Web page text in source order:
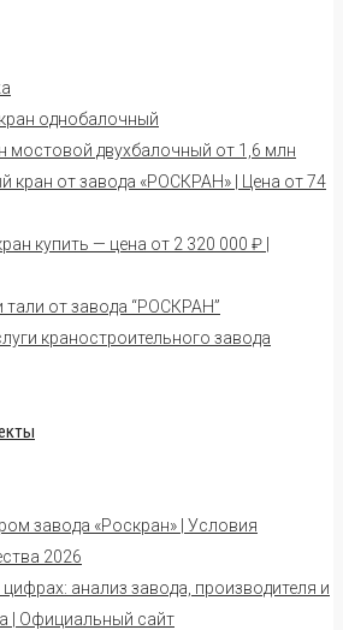
однобалочный
мостовой двухбалочный от 1,6 млн
кран от завода «РОСКРАН» | Цена от 74
купить — цена от 2 320 000 ₽ |
от завода “РОСКРАН”
краностроительного завода
завода «Роскран» | Условия
2026
анализ завода, производителя и
| Официальный сайт